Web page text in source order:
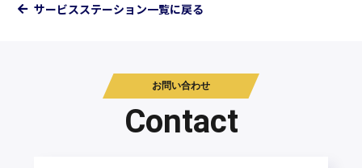
サービスステーション一覧に戻る
お問い合わせ
Contact